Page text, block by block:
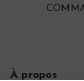
À propos